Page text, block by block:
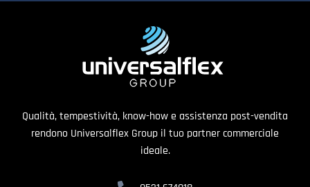
Qualità, tempestività, know-how e assistenza post-vendita
rendono Universalflex Group il tuo partner commerciale
ideale.